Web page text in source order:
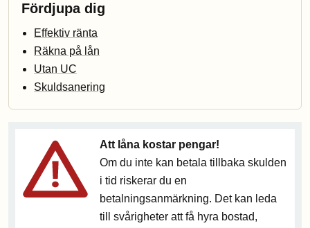
Fördjupa dig
Effektiv ränta
Räkna på lån
Utan UC
Skuldsanering
Att låna kostar pengar!
Om du inte kan betala tillbaka skulden
i tid riskerar du en
betalningsanmärkning. Det kan leda
till svårigheter att få hyra bostad,